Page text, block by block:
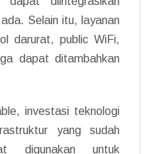
Selain itu, layanan
darurat, public WiFi,
dapat ditambahkan
investasi teknologi
yang sudah
digunakan untuk